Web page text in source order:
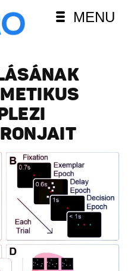
MENU